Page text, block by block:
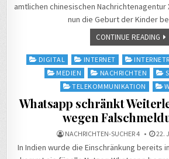
amtlichen chinesischen Nachrichtenagentur
nun die Geburt der Kinder
CONTINUE READING
PostedDIGITAL INTERNET
MEDIEN
NACHRICHTEN
TELEKOMMUNIKATION
Whatsapp schränkt
wegen
NACHRICHTEN-SUCHER 4 22.
In Indien wurde die Einschränkung bereits